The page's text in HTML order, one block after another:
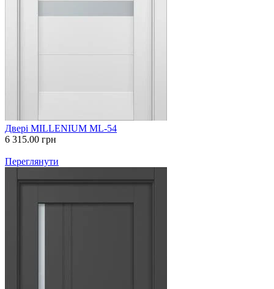
Двері MILLENIUM ML-54
6 315.00 грн
Переглянути